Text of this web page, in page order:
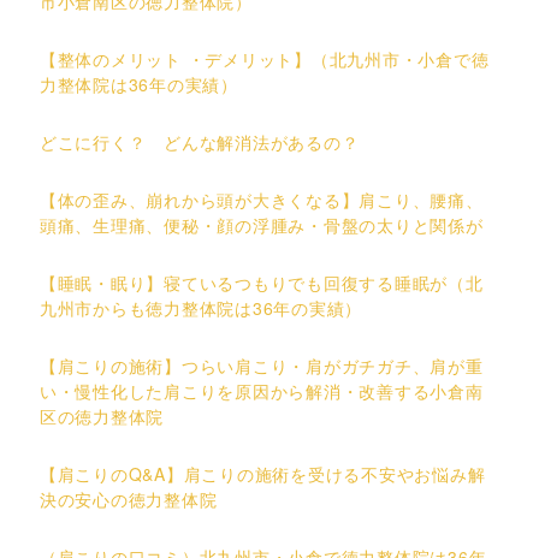
【整体のメリット ・デメリット】（北九州市・小倉で徳
力整体院は36年の実績）
どこに行く？ どんな解消法があるの？
【体の歪み、崩れから頭が大きくなる】肩こり、腰痛、
頭痛、生理痛、便秘・顔の浮腫み・骨盤の太りと関係が
【睡眠・眠り】寝ているつもりでも回復する睡眠が（北
九州市からも徳力整体院は36年の実績）
【肩こりの施術】つらい肩こり・肩がガチガチ、肩が重
い・慢性化した肩こりを原因から解消・改善する小倉南
区の徳力整体院
【肩こりのQ&A】肩こりの施術を受ける不安やお悩み解
決の安心の徳力整体院